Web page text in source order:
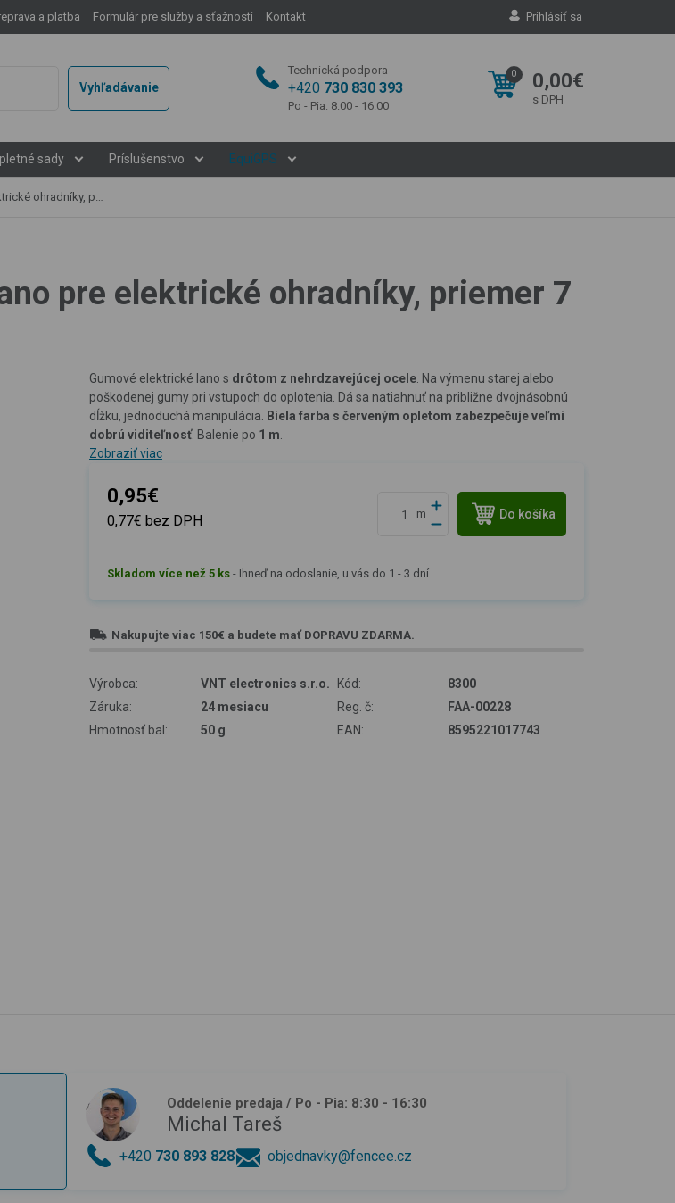
a platba Formulár pre služby a sťažnosti Kontakt Prihlásiť sa
Vyhľadávanie
Technická podpora
+420 730 830 393
Po - Pia: 8:00 - 16:00
0 0,00€
s DPH
sady Príslušenstvo EquiGPS
7 mm, vodivé, 1 m
pre elektrické ohradníky, priemer 7
Gumové elektrické lano s drôtom z nehrdzavejúcej ocele . Na výmenu starej alebo
poškodenej gumy pri vstupoch do oplotenia. Dá sa natiahnuť na približne dvojnásobnú
dĺžku, jednoduchá manipulácia. Biela farba s červeným opletom zabezpečuje veľmi
dobrú viditeľnosť. Balenie po 1 m
Zobraziť viac
0,95€
0,77€ bez DPH m Do košíka
Skladom více než 5 ks - Ihneď na odoslanie, u vás do 1 - 3 dní.
Nakupujte viac 150€ a budete mať DOPRAVU ZDARMA.
Výrobca: VNT electronics s.r.o. Kód:
8300
Záruka:
24 mesiacu Reg. č:
FAA-00228
Hmotnosť bal:
50 g EAN: 8595221017743
Oddelenie predaja / Po - Pia: 8:30 - 16:30
Michal Tareš
+420 730 893 828 objednavky@fencee.cz